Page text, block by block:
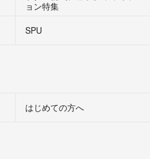
ョン特集
SPU
はじめての方へ